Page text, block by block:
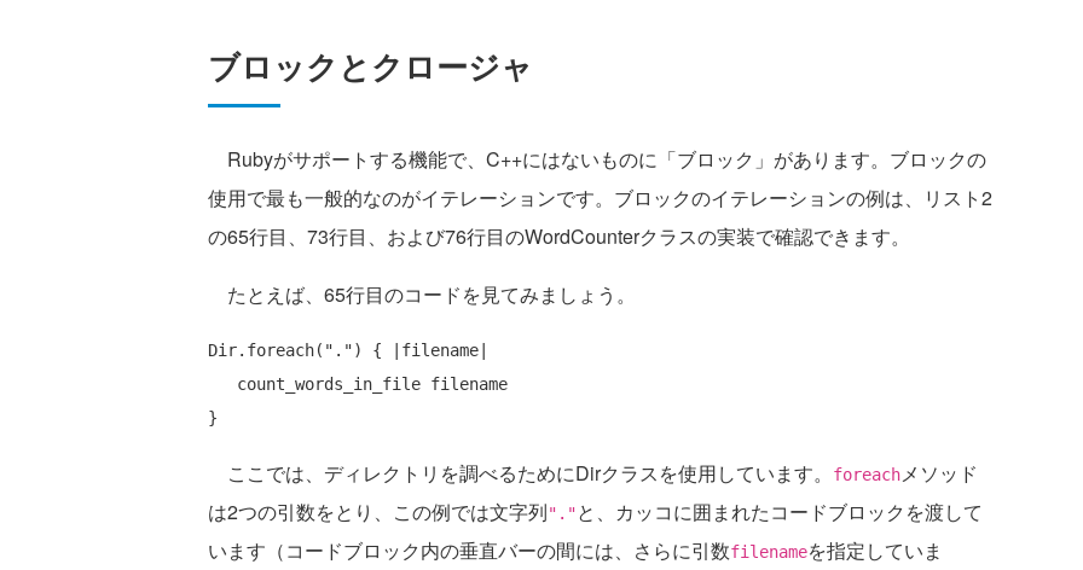
ブロックとクロージャ
Rubyがサポートする機能で、C++にはないものに「ブロック」があります。ブロックの
使用で最も一般的なのがイテレーションです。ブロックのイテレーションの例は、リスト2
の65行目、73行目、および76行目のWordCounterクラスの実装で確認できます。
たとえば、65行目のコードを見てみましょう。
Dir.foreach( ".") { |filename|
ここでは、ディレクトリを調べるためにDirクラスを使用しています。 foreachメソッド
は2つの引数をとり、この例では文字列"."と、カッコに囲まれたコードブロックを渡して
います（コードブロック内の垂直バーの間には、さらに引数filenameを指定していま